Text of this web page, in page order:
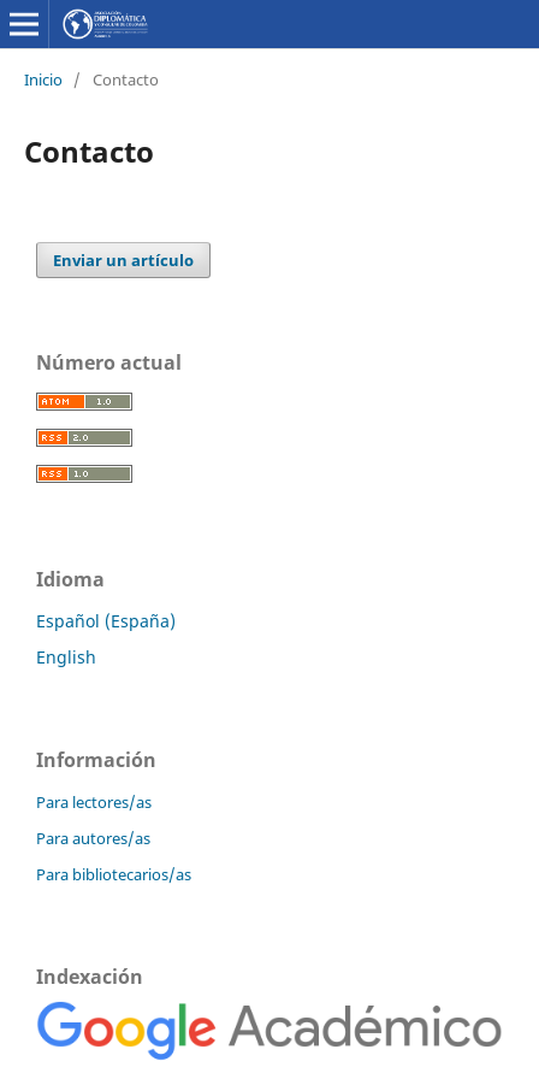
Inicio / Contacto
Contacto
Enviar un artículo
Número actual
Idioma
Español (España)
English
Información
Para lectores/as
Para autores/as
Para bibliotecarios/as
Indexación